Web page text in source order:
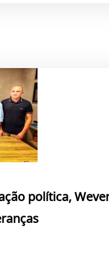
política,